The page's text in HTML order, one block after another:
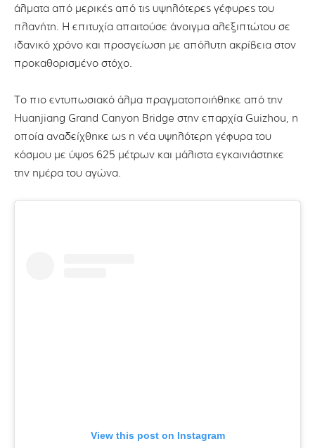
άλματα από μερικές από τις υψηλότερες γέφυρες του
πλανήτη. Η επιτυχία απαιτούσε άνοιγμα αλεξιπτώτου σε
ιδανικό χρόνο και προσγείωση με απόλυτη ακρίβεια στον
προκαθορισμένο στόχο.
Το πιο εντυπωσιακό άλμα πραγματοποιήθηκε από την
Huanjiang Grand Canyon Bridge στην επαρχία Guizhou, η
οποία αναδείχθηκε ως η νέα υψηλότερη γέφυρα του
κόσμου με ύψος 625 μέτρων και μάλιστα εγκαινιάστηκε
την ημέρα του αγώνα.
View this post on Instagram